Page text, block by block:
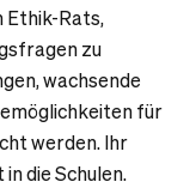
Ethik-Rats,
zu
wachsende
für
werden. Ihr
die Schulen.